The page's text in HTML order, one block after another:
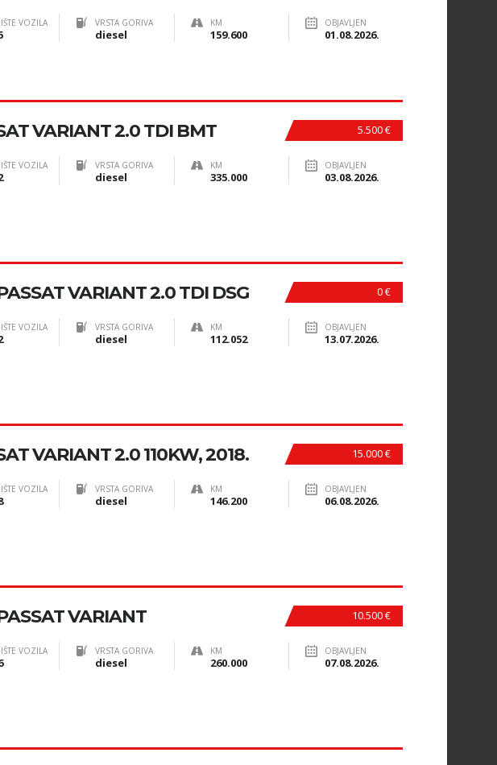
VOZILA VRSTA GORIVA
diesel
KM
159.600
OBJAVLJEN
01.08.2026.
5.500 €
VARIANT 2.0 TDI BMT
VOZILA VRSTA GORIVA
diesel
KM
335.000
OBJAVLJEN
03.08.2026.
0 €
VARIANT 2.0 TDI DSG
VOZILA VRSTA GORIVA
diesel
KM
112.052
OBJAVLJEN
13.07.2026.
15.000 €
VARIANT 2.0 110KW, 2018.
VOZILA VRSTA GORIVA
diesel
KM
146.200
OBJAVLJEN
06.08.2026.
10.500 €
VARIANT
VOZILA VRSTA GORIVA
diesel
KM
260.000
OBJAVLJEN
07.08.2026.